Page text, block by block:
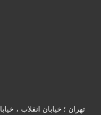
تهران ؛ خیابان انقلاب ،